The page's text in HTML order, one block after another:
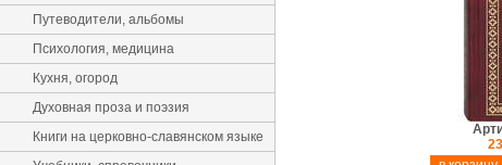
Путеводители, альбомы
Психология, медицина
Кухня, огород
Духовная проза и поэзия
Книги на церковно-славянском языке